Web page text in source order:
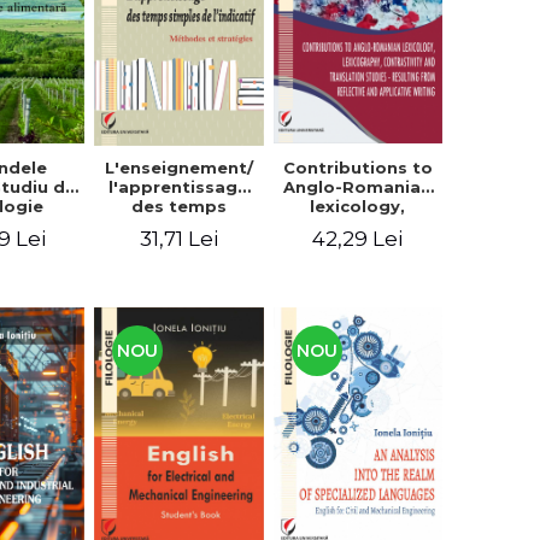
context
de
Lei
L'enseignement/
l'apprentissage
des temps
l'indicatif.
31,71 Lei
Contributions to
Anglo-Romanian
lexicology,
contrastivity and
reflective and
applicative
writing
42,29 Lei
NOU NOU